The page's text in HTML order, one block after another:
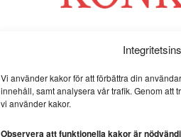
Vi använder kakor för att förbättra din
innehåll, samt analysera vår trafik. Genom att
vi använder kakor.
Observera att funktionella kakor är